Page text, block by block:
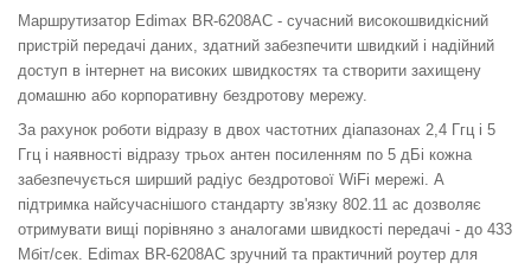
Маршрутизатор Edimax BR-6208AC - сучасний високошвидкісний
пристрій передачі даних, здатний забезпечити швидкий і надійний
доступ в інтернет на високих швидкостях та створити захищену
домашню або корпоративну бездротову мережу.
За рахунок роботи відразу в двох частотних діапазонах 2,4 Ггц і 5
Ггц і наявності відразу трьох антен посиленням по 5 дБі кожна
забезпечується ширший радіус бездротової WiFi мережі. А
підтримка найсучаснішого стандарту зв'язку 802.11 ac дозволяє
отримувати вищі порівняно з аналогами швидкості передачі - до 433
Мбіт/сек. Edimax BR-6208AC зручний та практичний роутер для